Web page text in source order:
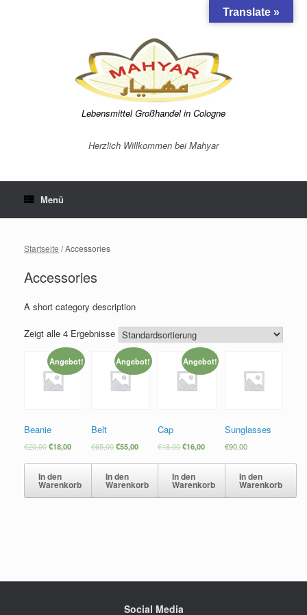
Lebensmittel Großhandel in Cologne
Herzlich Willkommen bei Mahyar
Menü
Startseite / Accessories
Accessories
A short category description
Zeigt alle 4 Ergebnisse
Angebot!
Beanie
€20,00€18,00
In den
Warenkorb
Angebot!
Belt
€65,00 €55,00
In den
Warenkorb
Angebot!
Cap
€18,00€16,00
In den
Warenkorb
Sunglasses
€90,00
In den
Warenkorb
Social Media
Translate »